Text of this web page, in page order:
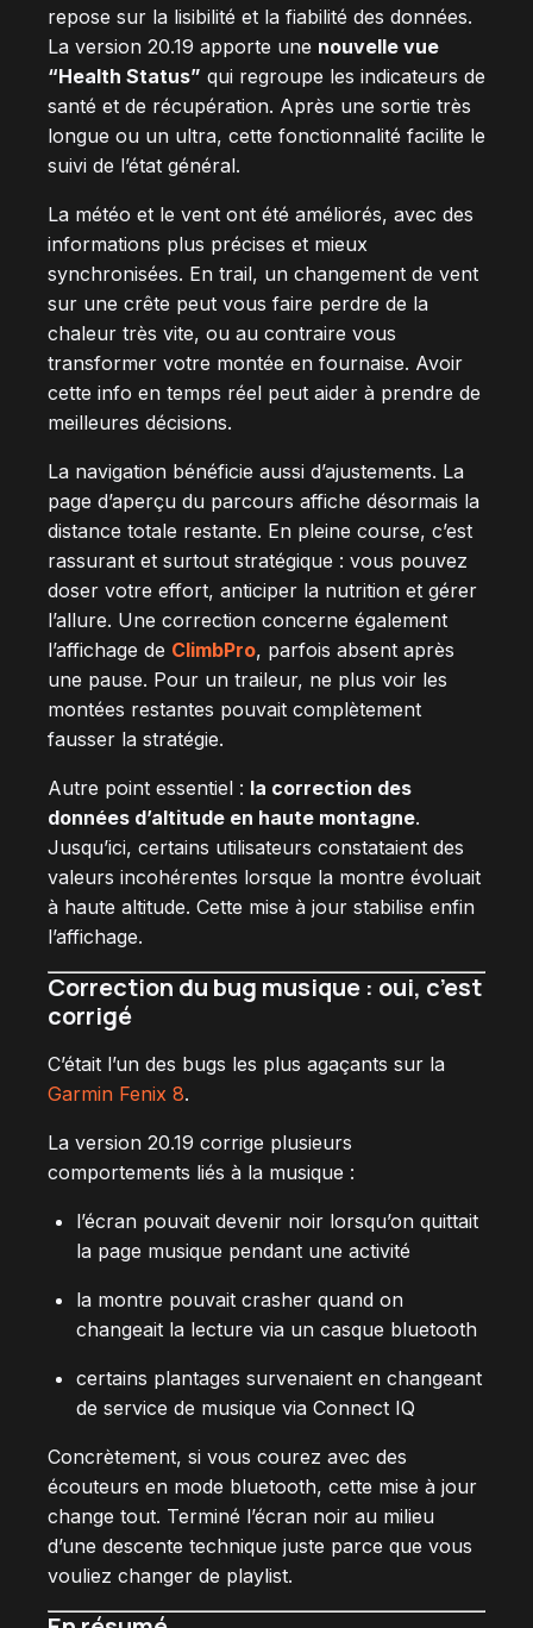
repose sur la lisibilité et la fiabilité des données.
La version 20.19 apporte une nouvelle vue
“Health Status” qui regroupe les indicateurs de
santé et de récupération. Après une sortie très
longue ou un ultra, cette fonctionnalité facilite le
suivi de l’état général.
La météo et le vent ont été améliorés, avec des
informations plus précises et mieux
synchronisées. En trail, un changement de vent
sur une crête peut vous faire perdre de la
chaleur très vite, ou au contraire vous
transformer votre montée en fournaise. Avoir
cette info en temps réel peut aider à prendre de
meilleures décisions.
La navigation bénéficie aussi d’ajustements. La
page d’aperçu du parcours affiche désormais la
distance totale restante. En pleine course, c’est
rassurant et surtout stratégique : vous pouvez
doser votre effort, anticiper la nutrition et gérer
l’allure. Une correction concerne également
l’affichage de ClimbPro, parfois absent après
une pause. Pour un traileur, ne plus voir les
montées restantes pouvait complètement
fausser la stratégie.
Autre point essentiel : la correction des
données d’altitude en haute montagne.
Jusqu’ici, certains utilisateurs constataient des
valeurs incohérentes lorsque la montre évoluait
à haute altitude. Cette mise à jour stabilise enfin
l’affichage.
Correction du bug musique : oui, c’est
corrigé
C’était l’un des bugs les plus agaçants sur la
Garmin Fenix 8.
La version 20.19 corrige plusieurs
comportements liés à la musique :
l’écran pouvait devenir noir lorsqu’on quittait
la page musique pendant une activité
la montre pouvait crasher quand on
changeait la lecture via un casque bluetooth
certains plantages survenaient en changeant
de service de musique via Connect IQ
Concrètement, si vous courez avec des
écouteurs en mode bluetooth, cette mise à jour
change tout. Terminé l’écran noir au milieu
d’une descente technique juste parce que vous
vouliez changer de playlist.